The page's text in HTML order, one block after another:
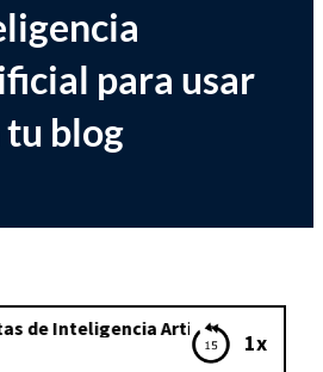
para usar
tu blog
1x
de Inteligencia Artificial para usar